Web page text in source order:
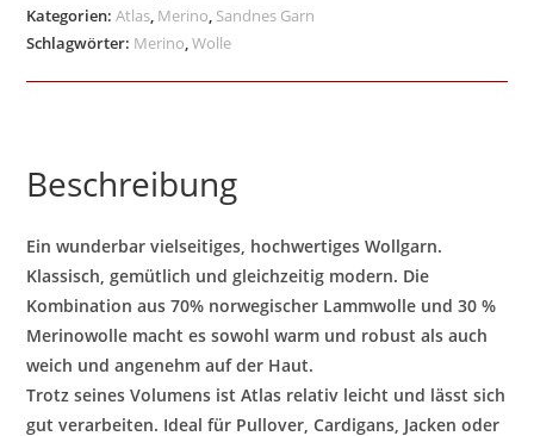
Kategorien:Atlas, Merino, Sandnes Garn
Schlagwörter: Merino,Wolle
Beschreibung
Ein wunderbar vielseitiges, hochwertiges Wollgarn.
Klassisch, gemütlich und gleichzeitig modern. Die
Kombination aus 70% norwegischer Lammwolle und 30 %
Merinowolle macht es sowohl warm und robust als auch
weich und angenehm auf der Haut.
Trotz seines Volumens ist Atlas relativ leicht und lässt sich
gut verarbeiten. Ideal für Pullover, Cardigans, Jacken oder